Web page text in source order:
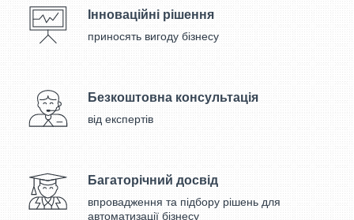
Інноваційні рішення
приносять вигоду бізнесу
Безкоштовна консультація
від експертів
Багаторічний досвід
впровадження та підбору рішень для
автоматизації бізнесу